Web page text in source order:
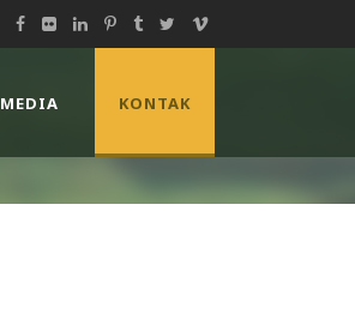
MEDIA KONTAK